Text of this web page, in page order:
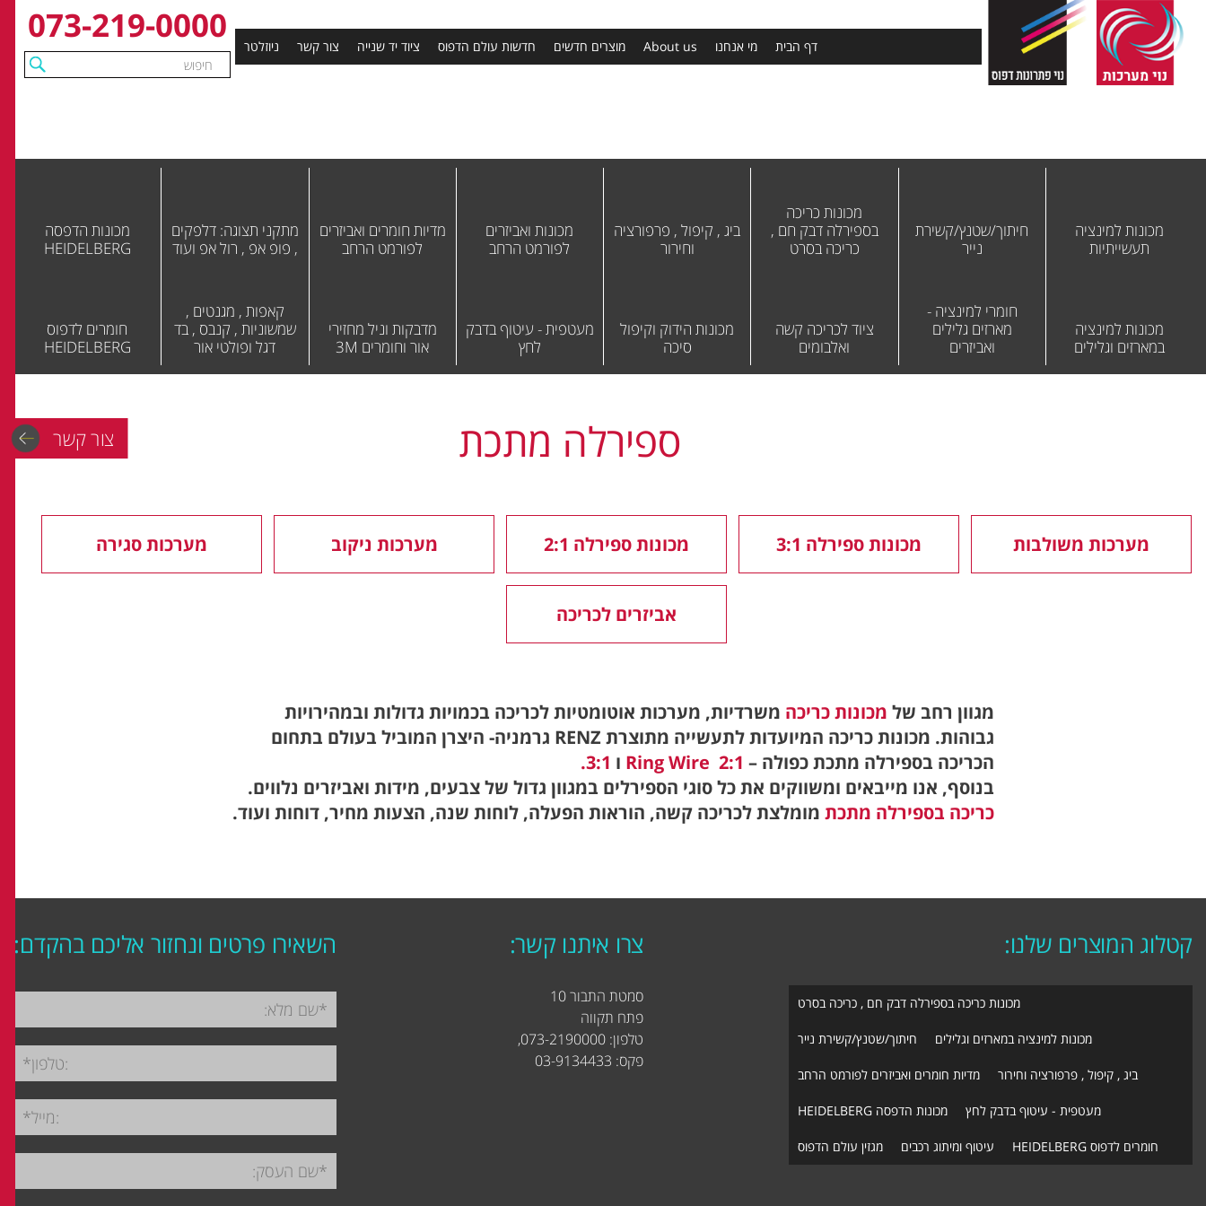
073-219-0000
דף הבית מי אנחנו About us מוצרים חדשים חדשות עולם הדפוס ציוד יד שנייה צור קשר ניוזלטר
מכונות למינציה
תעשייתיות
חיתוך/שטנץ/קשירת
נייר
מכונות כריכה
בספירלה דבק חם ,
כריכה בסרט
ביג , קיפול , פרפורציה
וחירור
מכונות ואביזרים
לפורמט הרחב
מדיות חומרים ואביזרים
לפורמט הרחב
מתקני תצוגה: דלפקים
, פופ אפ , רול אפ ועוד
מכונות הדפסה
HEIDELBERG
מכונות למינציה
במארזים וגלילים
חומרי למינציה -
מארזים גלילים
ואביזרים
ציוד לכריכה קשה
ואלבומים
מכונות הידוק וקיפול
סיכה
מעטפית - עיטוף בדבק
לחץ
מדבקות וניל מחזירי
אור וחומרים 3M
קאפות , מגנטים ,
שמשוניות , קנבס , בד
דגל ופולטי אור
חומרים לדפוס
HEIDELBERG
ספירלה מתכת
מערכות משולבות מכונות ספירלה 3:1 מכונות ספירלה 2:1 מערכות ניקוב מערכות סגירה
אביזרים לכריכה
מגוון רחב של מכונות כריכה משרדיות, מערכות אוטומטיות לכריכה בכמויות גדולות ובמהירויות
גבוהות. מכונות כריכה המיועדות לתעשייה מ
תוצרת RENZ גרמניה- היצרן המוביל בעולם בתחום
הכריכה בספירלה מתכת כפולה – Ring Wire 2:1 ו 3:1.
בנוסף, אנו מייבאים ומשווקים את כל סוגי הספירלים במגוון גדול של צבעים, מידות ואביזרים נלווים.
כריכה בספירלה מתכת מומלצת לכריכה קשה, הוראות הפעלה, לוחות שנה, הצעות מחיר, דוחות ועוד.
קטלוג המוצרים שלנו:
מכונות כריכה בספירלה דבק חם , כריכה בסרט
מכונות למינציה במארזים וגלילים חיתוך/שטנץ/קשירת נייר
ביג , קיפול , פרפורציה וחירור מדיות חומרים ואביזרים לפורמט הרחב
מעטפית - עיטוף בדבק לחץ מכונות הדפסה HEIDELBERG
חומרים לדפוס HEIDELBERG עיטוף ומיתוג רכבים מגזין עולם הדפוס
צרו איתנו קשר:
סמטת התבור 10
פתח תקווה
טלפון: 073-2190000,
פקס: 03-9134433
השאירו פרטים ונחזור אליכם בהקדם:
צור קשר